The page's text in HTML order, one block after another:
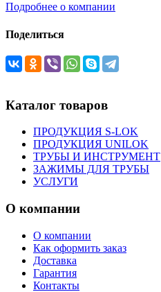
Подробнее о компании
Поделиться
Каталог товаров
ПРОДУКЦИЯ S-LOK
ПРОДУКЦИЯ UNILOK
ТРУБЫ И ИНСТРУМЕНТ
ЗАЖИМЫ ДЛЯ ТРУБЫ
УСЛУГИ
О компании
О компании
Как оформить заказ
Доставка
Гарантия
Контакты